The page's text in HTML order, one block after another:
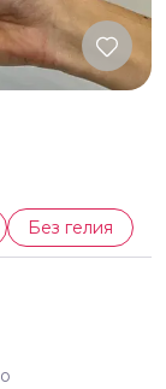
Без гелия